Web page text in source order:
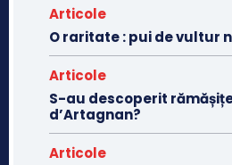
Articole
O raritate : pui de vultur
Articole
S-au descoperit
d’Artagnan?
Articole